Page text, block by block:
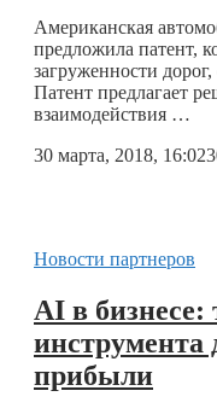
Американская
предложила патент,
загруженности
Патент предлагает
взаимодействия …
30 марта, 2018, 16:02
Новости партнеров
AI в бизнесе:
инструмента
прибыли